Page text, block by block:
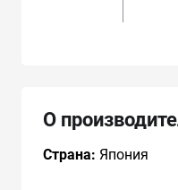
О
Страна: Япония